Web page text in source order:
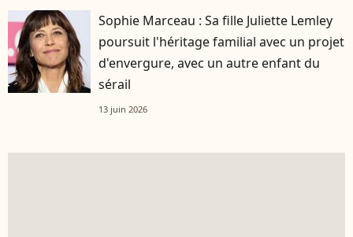
Sophie Marceau : Sa fille Juliette Lemley
poursuit l'héritage familial avec un projet
d'envergure, avec un autre enfant du
sérail
13 juin 2026